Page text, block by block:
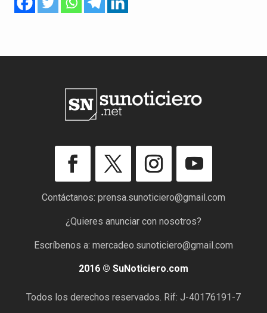
Contáctanos: prensa.sunoticiero@gmail.com
¿Quieres anunciar con nosotros?
Escríbenos a: mercadeo.sunoticiero@gmail.com
2016 © SuNoticiero.com
Todos los derechos reservados. Rif: J-40176191-7